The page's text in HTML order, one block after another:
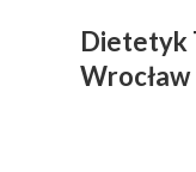
Dietetyk
Wrocław